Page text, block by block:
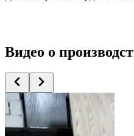
Видео о